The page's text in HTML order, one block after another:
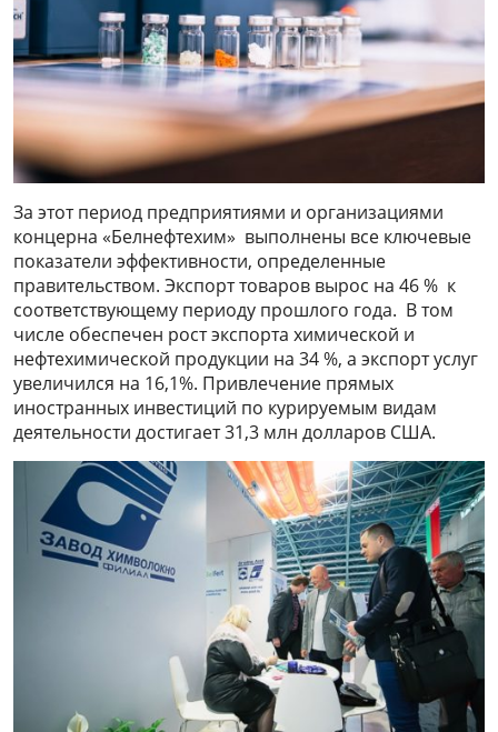
За этот период предприятиями и организациями
концерна «Белнефтехим» выполнены все ключевые
показатели эффективности, определенные
правительством. Экспорт товаров вырос на 46 % к
соответствующему периоду прошлого года. В том
числе обеспечен рост экспорта химической и
нефтехимической продукции на 34 %, а экспорт услуг
увеличился на 16,1%. Привлечение прямых
иностранных инвестиций по курируемым видам
деятельности достигает 31,3 млн долларов США.